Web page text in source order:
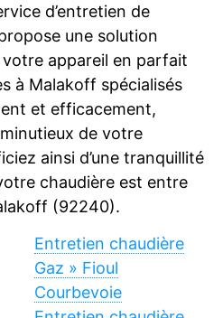
d’entretien de
une solution
appareil en parfait
à Malakoff spécialisés
et efficacement,
de votre
ainsi d’une tranquillité
chaudière est entre
(92240).
Entretien chaudière
Gaz » Fioul
Courbevoie